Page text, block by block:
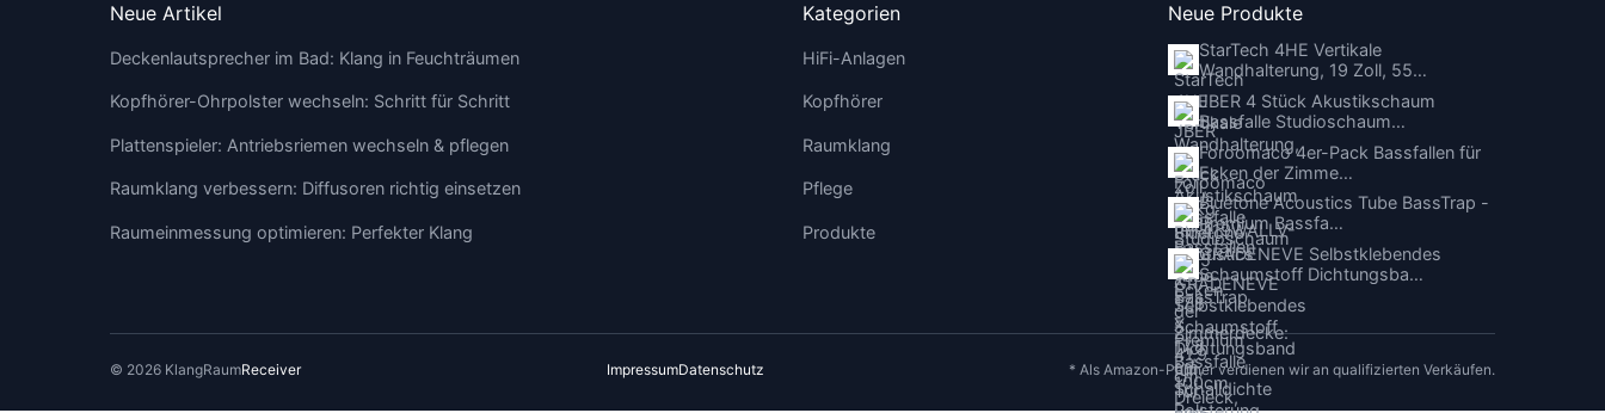
Neue Artikel
Deckenlautsprecher im Bad: Klang in Feuchträumen
Kopfhörer-Ohrpolster wechseln: Schritt für Schritt
Plattenspieler: Antriebsriemen wechseln & pflegen
Raumklang verbessern: Diffusoren richtig einsetzen
Raumeinmessung optimieren: Perfekter Klang
Kategorien
HiFi-Anlagen
Kopfhörer
Raumklang
Pflege
Produkte
Neue Produkte
StarTech 4HE Vertikale
Wandhalterung, 19 Zoll, 55…
JBER 4 Stück Akustikschaum
Bassfalle Studioschaum…
Foroomaco 4er-Pack Bassfallen für
Ecken der Zimme…
Bluetone Acoustics Tube BassTrap -
Premium Bassfa…
GRADENEVE Selbstklebendes
Schaumstoff Dichtungsba…
© 2026 KlangRaumReceiver ImpressumDatenschutz * Als Amazon-Partner verdienen wir an qualifizierten Verkäufen.